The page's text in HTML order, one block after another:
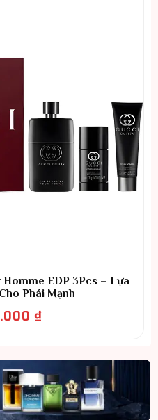
EDP 3Pcs – Lựa
Phái Mạnh
₫